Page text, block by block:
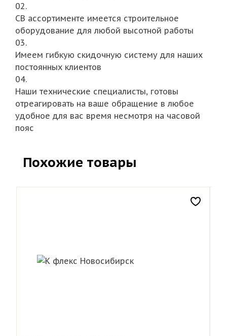
02.
СВ ассортименте имеется строительное
оборудование для любой высотной работы
03.
Имеем гибкую скидочную систему для наших
постоянных клиентов
04.
Наши технические специалисты, готовы
отреагировать на ваше обращение в любое
удобное для вас время несмотря на часовой
пояс
Похожие товары